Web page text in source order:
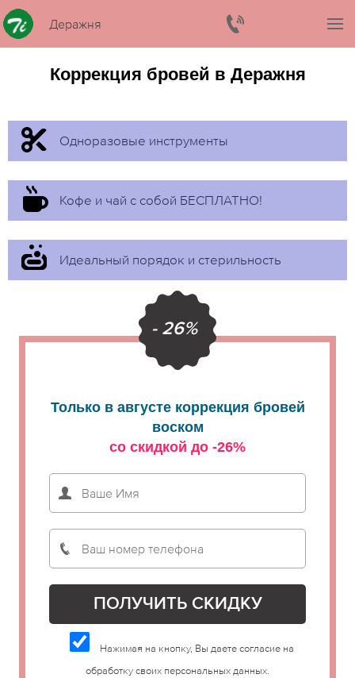
Деражня
Коррекция бровей в Деражня
Одноразовые инструменты
Кофе и чай с собой БЕСПЛАТНО!
Идеальный порядок и стерильность
- 26%
Только в августе коррекция бровей
воском
со скидкой до -26%
Нажимая на кнопку, Вы даете согласие на
обработку своих персональных данных.